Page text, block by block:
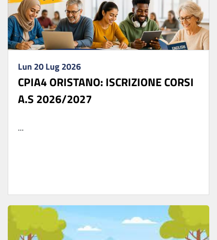
Lun 20 Lug 2026
CPIA4 ORISTANO: ISCRIZIONE CORSI
A.S 2026/2027
...